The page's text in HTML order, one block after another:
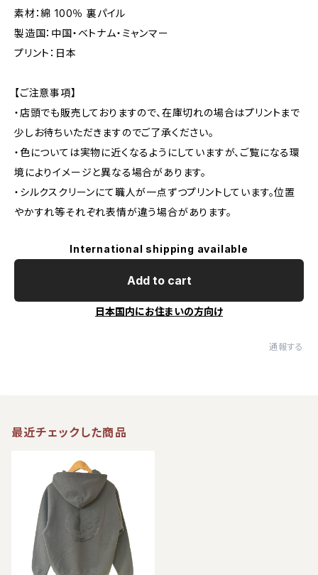
素材：綿 100％ 裏パイル
製造国：中国・ベトナム・ミャンマー
プリント：日本
【ご注意事項】
・店頭でも販売しておりますので、在庫切れの場合はプリントまで
少しお待ちいただきますのでご了承ください。
・色については実物に近くなるようにしていますが、ご覧になる環
境によりイメージと異なる場合があります。
・シルクスクリーンにて職人が一点ずつプリントしています。位置
やかすれ等それぞれ表情が違う場合があります。
International shipping available
Add to cart
日本国内にお住まいの方向け
通報する
最近チェックした商品